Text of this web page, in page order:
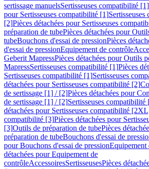
sertissage manuelsSertisseuses compatibilité [1]
pour Sertisseuses compatibilité [1]
[2]Pièces détachées pour Sertisseuses
préparation de tubePièces détachées pour
tubeBouchons d'essai de pressionPièces
d'essai de pressionEquipement de contrôle
Geberit MapressPièces détachées pour Outils
MapressSertisseuses compatibilité [1]Pièces
Sertisseuses compatibilité [1]Sertisseuses
détachées pour Sertisseuses compatibilité [2]
de sertissage [1] / [2]Pièces détachées pour
de sertissage [1] / [2]Sertisseuses
détachées pour Sertisseuses compatibilité
compatibilité [3]Pièces détachées pour
[3]Outils de préparation de tubePièces
préparation de tubeBouchons d'essai de
pour Bouchons d'essai de pressionEquipement
détachées pour Equipement de
contrôleAccessoiresSertisseusesPièces